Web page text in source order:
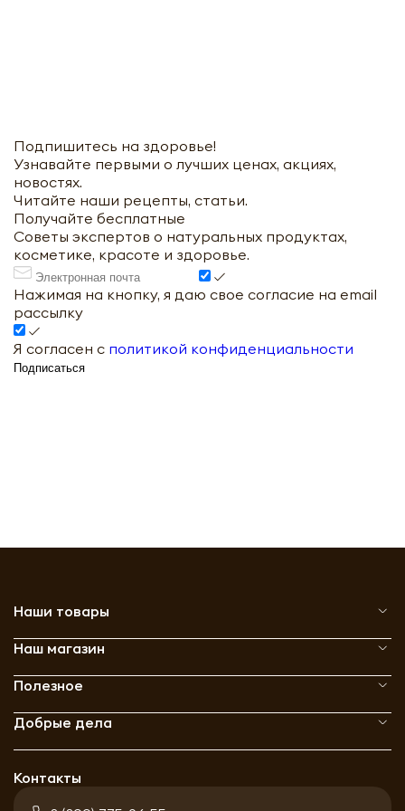
Подпишитесь на здоровье!
Узнавайте первыми о лучших ценах, акциях,
новостях.
Читайте наши рецепты, статьи.
Получайте бесплатные
Советы экспертов о натуральных продуктах,
косметике, красоте и здоровье.
Нажимая на кнопку, я даю свое согласие на email
рассылку
Я согласен с политикой конфиденциальности
Подписаться
Наши товары
Наш магазин
Полезное
Добрые дела
Контакты